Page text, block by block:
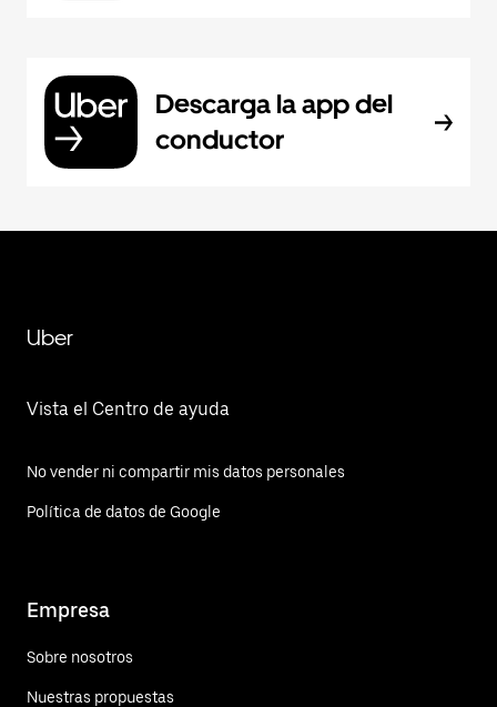
Descarga la app del
conductor
Uber
Vista el Centro de ayuda
No vender ni compartir mis datos personales
Política de datos de Google
Empresa
Sobre nosotros
Nuestras propuestas